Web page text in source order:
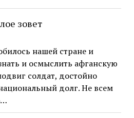
зовет
нашей стране и
и осмыслить афганскую
солдат, достойно
долг. Не всем